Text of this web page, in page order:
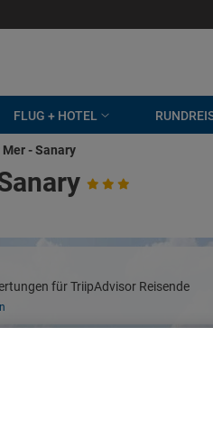
FLUG + HOTEL
- Sanary